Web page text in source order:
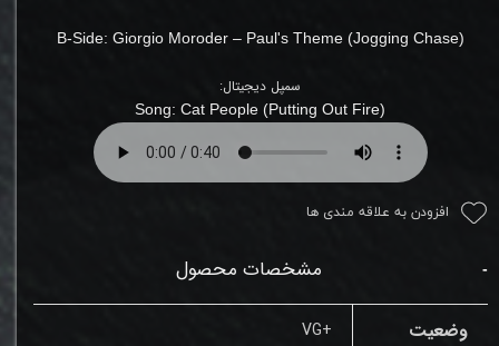
B-Side: Giorgio Moroder – Paul's Theme (Jogging Chase)
سمپل دیجیتال:
Song: Cat People (Putting Out Fire)
افزودن به علاقه مندی ها
مشخصات محصول
وضعیت +VG